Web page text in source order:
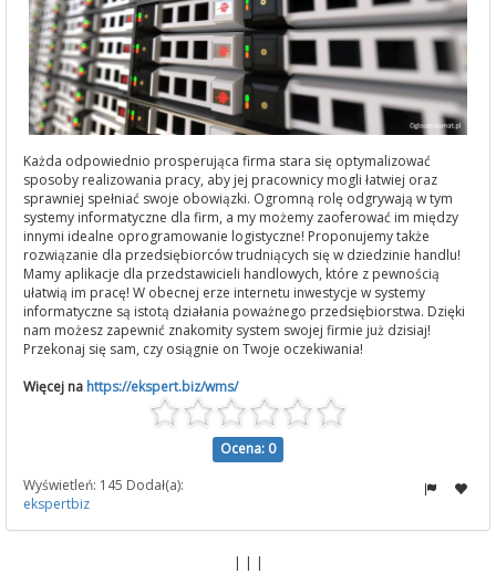
Każda odpowiednio prosperująca firma stara się optymalizować
sposoby realizowania pracy, aby jej pracownicy mogli łatwiej oraz
sprawniej spełniać swoje obowiązki. Ogromną rolę odgrywają w tym
systemy informatyczne dla firm, a my możemy zaoferować im między
innymi idealne oprogramowanie logistyczne! Proponujemy także
rozwiązanie dla przedsiębiorców trudniących się w dziedzinie handlu!
Mamy aplikacje dla przedstawicieli handlowych, które z pewnością
ułatwią im pracę! W obecnej erze internetu inwestycje w systemy
informatyczne są istotą działania poważnego przedsiębiorstwa. Dzięki
nam możesz zapewnić znakomity system swojej firmie już dzisiaj!
Przekonaj się sam, czy osiągnie on Twoje oczekiwania!
Więcej na https://ekspert.biz/wms/
Ocena: 0
Wyświetleń: 145 Dodał(a):
ekspertbiz
| | |